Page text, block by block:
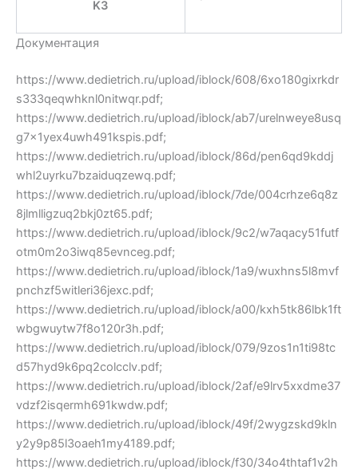
K3
Документация
https://www.dedietrich.ru/upload/iblock/608/6xo180gixrkdr
s333qeqwhknl0nitwqr.pdf;
https://www.dedietrich.ru/upload/iblock/ab7/urelnweye8usq
g7x1yex4uwh491kspis.pdf;
https://www.dedietrich.ru/upload/iblock/86d/pen6qd9kddj
whl2uyrku7bzaiduqzewq.pdf;
https://www.dedietrich.ru/upload/iblock/7de/004crhze6q8z
8jlmlligzuq2bkj0zt65.pdf;
https://www.dedietrich.ru/upload/iblock/9c2/w7aqacy51futf
otm0m2o3iwq85evnceg.pdf;
https://www.dedietrich.ru/upload/iblock/1a9/wuxhns5l8mvf
pnchzf5witleri36jexc.pdf;
https://www.dedietrich.ru/upload/iblock/a00/kxh5tk86lbk1ft
wbgwuytw7f8o120r3h.pdf;
https://www.dedietrich.ru/upload/iblock/079/9zos1n1ti98tc
d57hyd9k6pq2colcclv.pdf;
https://www.dedietrich.ru/upload/iblock/2af/e9lrv5xxdme37
vdzf2isqermh691kwdw.pdf;
https://www.dedietrich.ru/upload/iblock/49f/2wygzskd9kln
y2y9p85l3oaeh1my4189.pdf;
https://www.dedietrich.ru/upload/iblock/f30/34o4thtaf1v2h